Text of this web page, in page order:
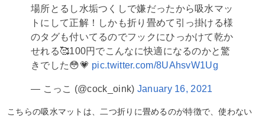
場所とるし水垢つくしで嫌だったから吸水マッ
トにして正解！しかも折り畳めて引っ掛ける様
のタグも付いてるのでフックにひっかけて乾か
せれる🥰100円でこんなに快適になるのかと驚
きでした😳💗 pic.twitter.com/8UAhsvW1Ug
— こっこ (@cock_oink) January 16, 2021
こちらの吸水マットは、二つ折りに畳めるのが特徴で、使わない